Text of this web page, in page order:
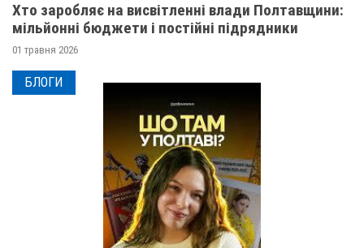
Хто заробляє на висвітленні влади Полтавщини:
мільйонні бюджети і постійні підрядники
01 травня 2026
БЛОГИ